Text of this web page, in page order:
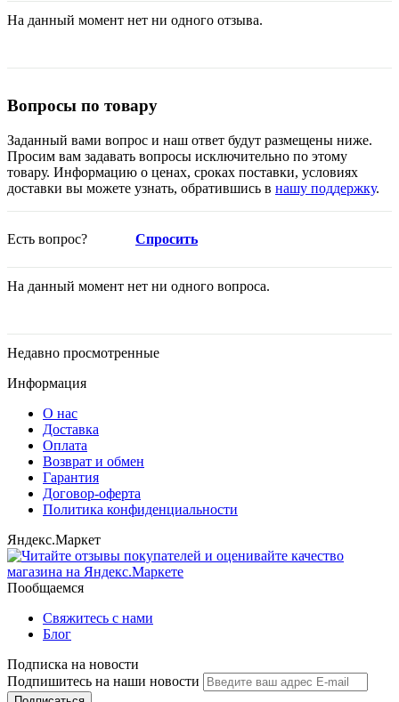
На данный момент нет ни одного отзыва.
Вопросы по товару
Заданный вами вопрос и наш ответ будут размещены ниже.
Просим вам задавать вопросы исключительно по этому
товару. Информацию о ценах, сроках поставки, условиях
доставки вы можете узнать, обратившись в нашу поддержку.
Есть вопрос? Спросить
На данный момент нет ни одного вопроса.
Недавно просмотренные
Информация
О нас
Доставка
Оплата
Возврат и обмен
Гарантия
Договор-оферта
Политика конфиденциальности
Яндекс.Маркет
Пообщаемся
Свяжитесь с нами
Блог
Подписка на новости
Подпишитесь на наши новости